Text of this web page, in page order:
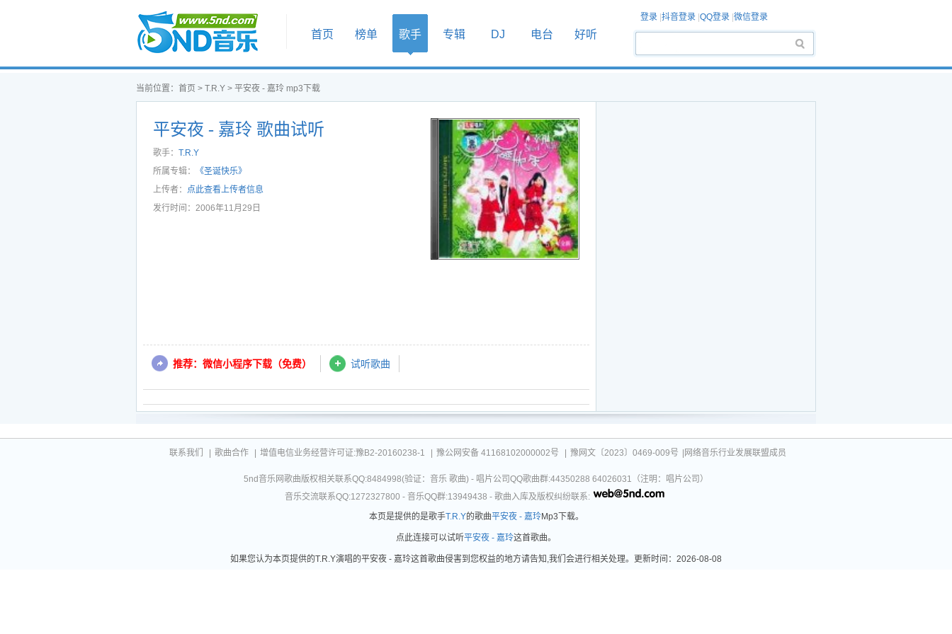
首页
首页 榜单 歌手 专辑 DJ 电台 好听
登录 抖音登录 QQ登录 微信登录
当前位置： 首页 > T.R.Y > 平安夜 - 嘉玲 mp3下载
平安夜 - 嘉玲 歌曲试听
歌手： T.R.Y
所属专辑：
《圣诞快乐》
上传者： 点此查看上传者信息
发行时间：2006年11月29日
推荐：微信小程序下载（免费） 试听歌曲
联系我们 歌曲合作 增值电信业务经营许可证:豫B2-20160238-1 豫公网安备 41168102000002号 豫网文〔2023〕0469-009号 |网络音乐行业发展联盟成员
5nd音乐网歌曲版权相关联系QQ:8484998(验证：音乐 歌曲) - 唱片公司QQ歌曲群:44350288 64026031（注明：唱片公司）
音乐交流联系QQ:1272327800 - 音乐QQ群:13949438 - 歌曲入库及版权纠纷联系:
本页是提供的是歌手T.R.Y的歌曲平安夜 - 嘉玲Mp3下载。
点此连接可以试听平安夜 - 嘉玲这首歌曲。
如果您认为本页提供的T.R.Y演唱的平安夜 - 嘉玲这首歌曲侵害到您权益的地方请告知,我们会进行相关处理。更新时间：2026-08-08